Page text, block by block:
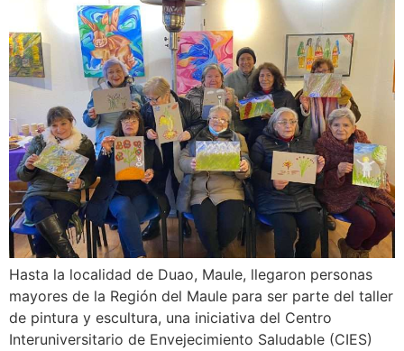
Hasta la localidad de Duao, Maule, llegaron personas
mayores de la Región del Maule para ser parte del taller
de pintura y escultura, una iniciativa del Centro
Interuniversitario de Envejecimiento Saludable (CIES)